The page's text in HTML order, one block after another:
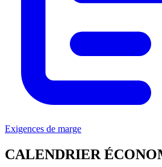
Exigences de marge
CALENDRIER